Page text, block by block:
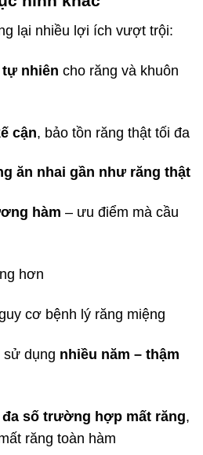
lại nhiều lợi ích vượt trội:
nhiên cho răng và khuôn
cận, bảo tồn răng thật tối đa
ăn nhai gần như răng thật
hàm – ưu điểm mà cầu
hơn
cơ bệnh lý răng miệng
sử dụng nhiều năm – thậm
đa số trường hợp mất răng,
răng toàn hàm